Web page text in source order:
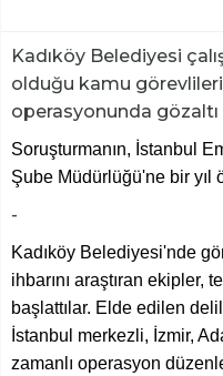
Kadıköy Belediyesi
olduğu kamu
operasyonunda gözaltı
Soruşturmanın, İstanbul
Şube Müdürlüğü'ne bir yıl
-
Kadıköy Belediyesi'nde
ihbarını araştıran ekipler,
başlattılar. Elde edilen
İstanbul merkezli, İzmir,
zamanlı operasyon